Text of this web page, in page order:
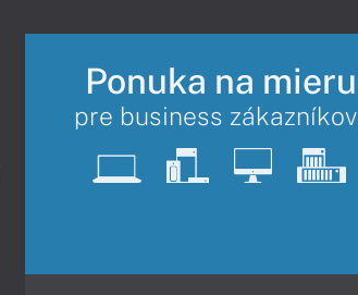
Ponuka na mieru
pre business zákazníkov